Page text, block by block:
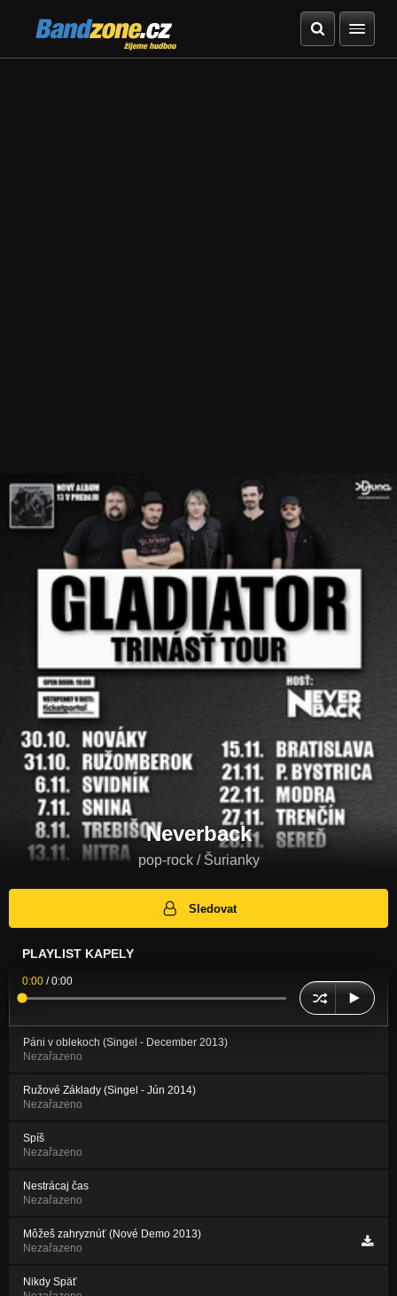
Bandzone.cz
žijeme hudbou
Neverback
pop-rock / Šurianky
Sledovat
PLAYLIST KAPELY
0:00 /0:00
Páni v oblekoch (Singel - December 2013)
Nezařazeno
Ružové Základy (Singel - Jún 2014)
Nezařazeno
Spíš
Nezařazeno
Nestrácaj čas
Nezařazeno
Môžeš zahryznúť (Nové Demo 2013)
Nezařazeno
Nikdy Späť